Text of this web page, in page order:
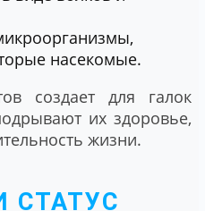
насекомые.
создает для галок
их здоровье,
жизни.
СТАТУС